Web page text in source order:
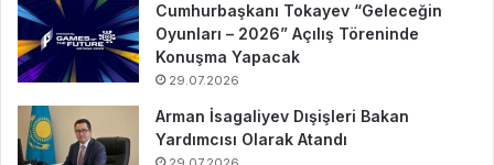
Cumhurbaşkanı Tokayev “Geleceğin
Oyunları – 2026” Açılış Töreninde
Konuşma Yapacak
29.07.2026
Arman İsagaliyev Dışişleri Bakan
Yardımcısı Olarak Atandı